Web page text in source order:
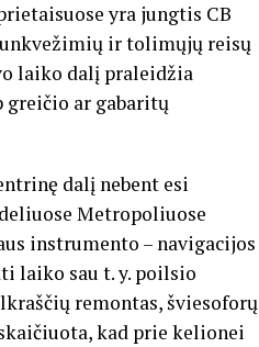
yra jungtis CB
ir tolimųjų reisų
laiko dalį praleidžia
ar gabaritų
dalį nebent esi
Metropoliuose
instrumento – navigacijos
laiko sau t. y. poilsio
remontas, šviesoforų
kad prie kelionei